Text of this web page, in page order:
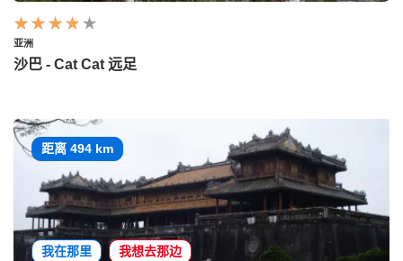
亚洲
沙巴 - Cat Cat 远足
距离 494 km
我在那里 我想去那边